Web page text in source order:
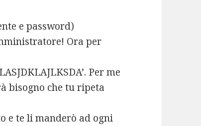
e password)
Ora per
Per me
bisogno che tu ripeta
e te li manderò ad ogni